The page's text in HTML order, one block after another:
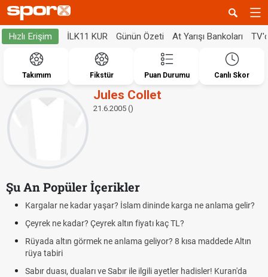
Hızlı Erişim İLK11 KUR Günün Özeti At Yarışı Bankoları
Takımım Fikstür Puan Durumu Canlı Skor
Jules Collet
21.6.2005 ()
Şu An Popüler İçerikler
Kargalar ne kadar yaşar? İslam dininde karga ne anlama gelir?
Çeyrek ne kadar? Çeyrek altın fiyatı kaç TL?
Rüyada altın görmek ne anlama geliyor? 8 kısa maddede Altın
rüya tabiri
Sabır duası, duaları ve Sabır ile ilgili ayetler hadisler! Kuran'da